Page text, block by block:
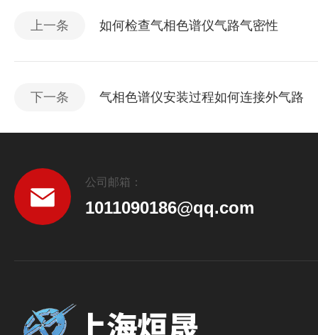
上一条 如何检查气相色谱仪气路气密性
下一条 气相色谱仪安装过程如何连接外气路
公司邮箱：
1011090186@qq.com